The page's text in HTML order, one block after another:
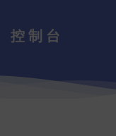
控制台